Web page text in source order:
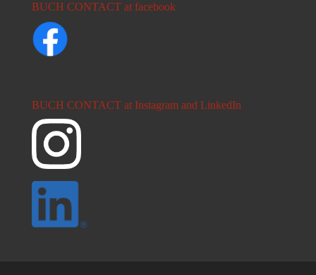
BUCH CONTACT at facebook
BUCH CONTACT at Instagram and LinkedIn